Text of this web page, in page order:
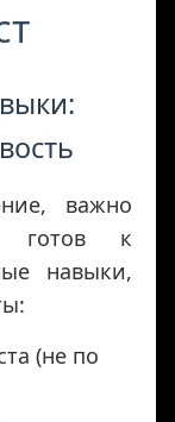
важно
готов к
навыки,
(не по